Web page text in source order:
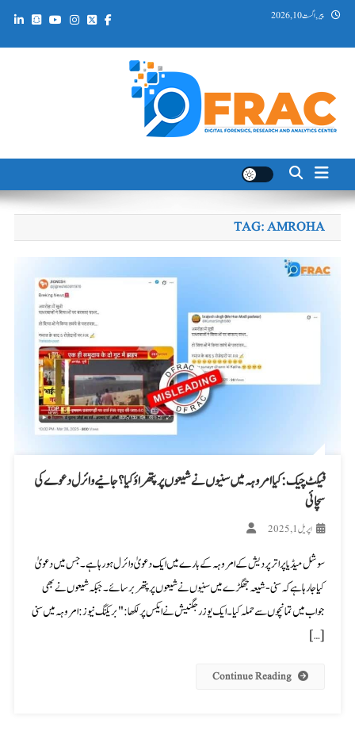
Skip پیر, اگست 10, 2026
DFRAC_ORG
TAG:AMROHA
فیکٹ چیک: کیا امروہہ میں سنیوں نے شیعوں پر پتھراؤ کیا؟ جانیے وائرل دعوے کی
سچائی
اپریل 1, 2025
سوشل میڈیا پر اتر پردیش کے امروہہ کے بارے میں ایک دعویٰ وائرل ہو رہا ہے۔ جس میں دعویٰ
کیا جا رہا ہے کہ سنی-شیعہ جھگڑے میں سنیوں نے شیعوں پر پتھر برسائے۔ جبکہ شیعوں نے بھی
جواب میں تمانچوں سے حملہ کیا۔ ایک یوزر جگنیش نے ایکس پر لکھا: "بریکنگ نیوز: امروہہ میں سنی
[…]
Continue Reading